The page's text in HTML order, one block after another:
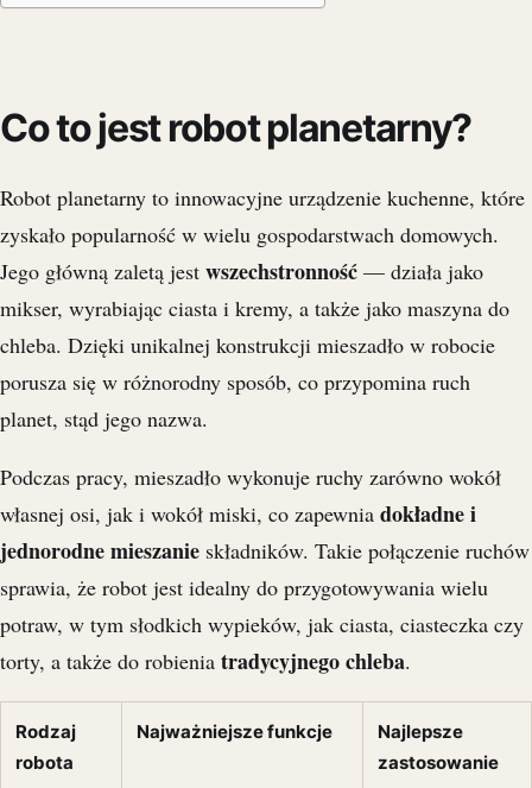
Co to jest robot planetarny?
Robot planetarny to innowacyjne urządzenie kuchenne, które
zyskało popularność w wielu gospodarstwach domowych.
Jego główną zaletą jest wszechstronność — działa jako
mikser, wyrabiając ciasta i kremy, a także jako maszyna do
chleba. Dzięki unikalnej konstrukcji mieszadło w robocie
porusza się w różnorodny sposób, co przypomina ruch
planet, stąd jego nazwa.
Podczas pracy, mieszadło wykonuje ruchy zarówno wokół
własnej osi, jak i wokół miski, co zapewnia dokładne i
jednorodne mieszanie składników. Takie połączenie ruchów
sprawia, że robot jest idealny do przygotowywania wielu
potraw, w tym słodkich wypieków, jak ciasta, ciasteczka czy
torty, a także do robienia tradycyjnego chleba.
Rodzaj
robota
Najważniejsze funkcje
Najlepsze
zastosowanie